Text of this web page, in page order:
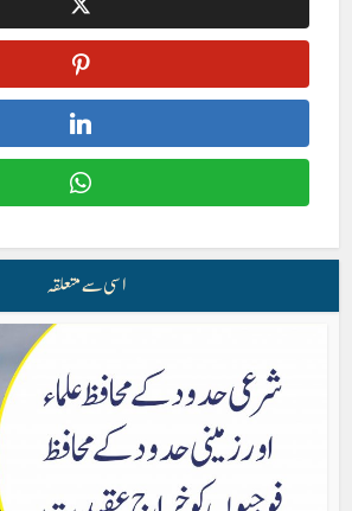
اسی سے متعلقہ